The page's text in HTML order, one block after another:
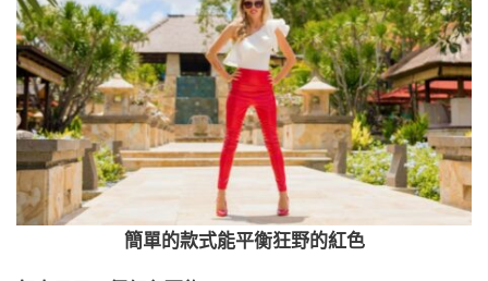
簡單的款式能平衡狂野的紅色